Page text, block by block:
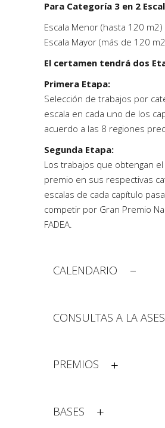
Para Categoría 3 en 2
Escala Menor (hasta 120 m2)
Escala Mayor (más de 120
El certamen tendrá dos
Primera Etapa:
Selección de trabajos por
escala en cada uno de los
acuerdo a las 8 regiones
Segunda Etapa:
Los trabajos que obtengan
premio en sus respectivas
escalas de cada capítulo
competir por Gran Premio
FADEA.
CALENDARIO
CONSULTAS A LA
PREMIOS
BASES